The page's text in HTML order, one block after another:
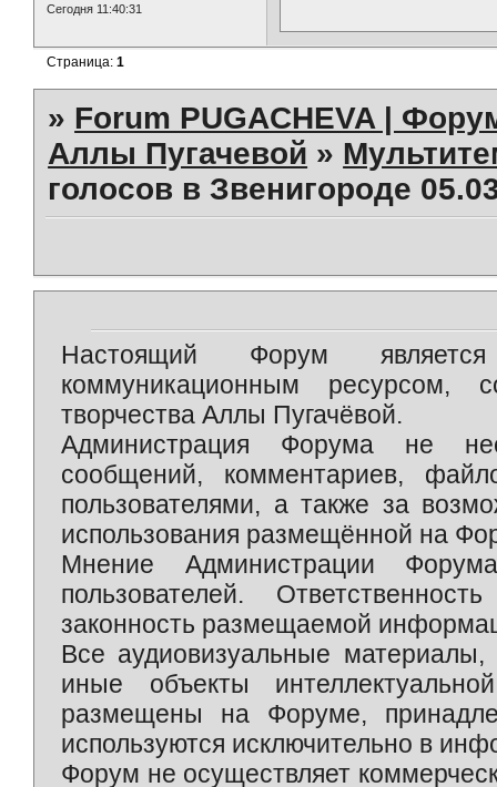
Сегодня 11:40:31
Страница:1
» Forum PUGACHEVA |
Аллы Пугачевой »
голосов в Звенигороде
Настоящий Форум является
коммуникационным ресурсом,
творчества Аллы Пугачёвой.
Администрация Форума не
сообщений, комментариев,
пользователями, а также за
использования размещённой на
Мнение Администрации
пользователей.
законность размещаемой
Все аудиовизуальные
иные объекты
размещены на Форуме,
используются исключительно в
Форум не осуществляет